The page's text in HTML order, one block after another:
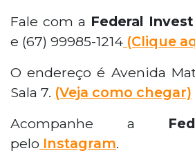
Fale com a Federal Invest
e (67) 99985-1214 (Clique
O endereço é Avenida
Sala 7. (Veja como chegar)
Acompanhe a
pelo Instagram.